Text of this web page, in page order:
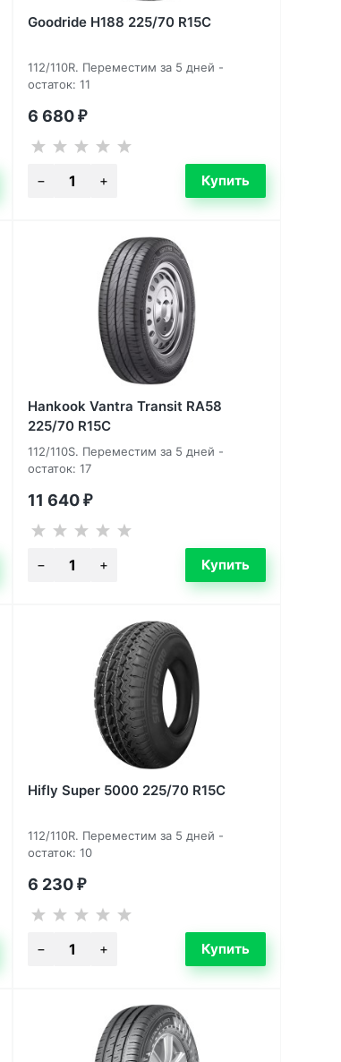
Goodride H188 225/70 R15C
112/110R. Переместим за 5 дней -
остаток: 11
6 680 ₽
Hankook Vantra Transit RA58
225/70 R15C
112/110S. Переместим за 5 дней -
остаток: 17
11 640 ₽
Hifly Super 5000 225/70 R15C
112/110R. Переместим за 5 дней -
остаток: 10
6 230 ₽